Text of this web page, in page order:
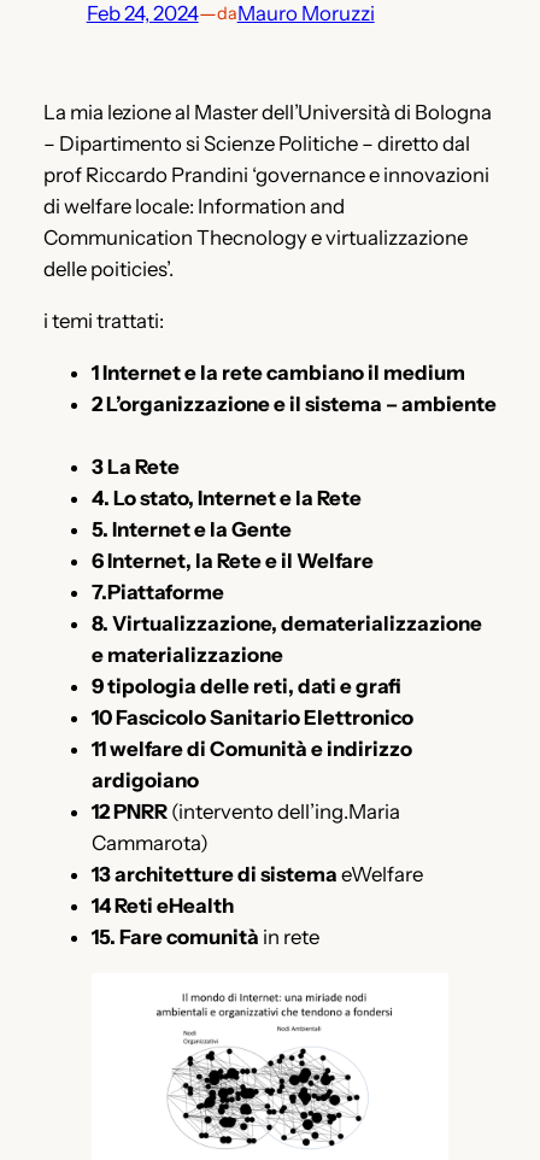
Feb 24, 2024—daMauro Moruzzi
La mia lezione al Master dell’Università di Bologna
– Dipartimento si Scienze Politiche – diretto dal
prof Riccardo Prandini ‘governance e innovazioni
di welfare locale: Information and
Communication Thecnology e virtualizzazione
delle poiticies’.
i temi trattati:
1 Internet e la rete cambiano il medium
2 L’organizzazione e il sistema – ambiente
3 La Rete
4. Lo stato, Internet e la Rete
5. Internet e la Gente
6 Internet, la Rete e il Welfare
7.Piattaforme
8. Virtualizzazione, dematerializzazione
e materializzazione
9 tipologia delle reti, dati e grafi
10 Fascicolo Sanitario Elettronico
11 welfare di Comunità e indirizzo
ardigoiano
12 PNRR (intervento dell’ing.Maria
Cammarota)
13 architetture di sistema eWelfare
14 Reti eHealth
15. Fare comunità in rete